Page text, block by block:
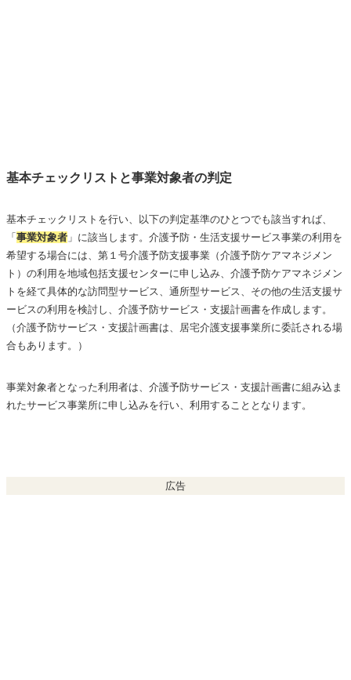
基本チェックリストと事業対象者の判定
基本チェックリストを行い、以下の判定基準のひとつでも該当すれば、
「事業対象者 」に該当します。介護予防・生活支援サービス事業の利用を
希望する場合には、第１号介護予防支援事業（介護予防ケアマネジメン
ト）の利用を地域包括支援センターに申し込み、介護予防ケアマネジメン
トを経て具体的な訪問型サービス、通所型サービス、その他の生活支援サ
ービスの利用を検討し、介護予防サービス・支援計画書を作成します。
（介護予防サービス・支援計画書は、居宅介護支援事業所に委託される場
合もあります。）
事業対象者となった利用者は、介護予防サービス・支援計画書に組み込ま
れたサービス事業所に申し込みを行い、利用することとなります。
広告